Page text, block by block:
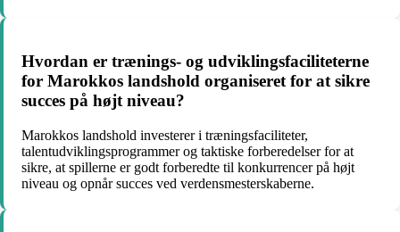
Hvordan er trænings- og udviklingsfaciliteterne
for Marokkos landshold organiseret for at sikre
succes på højt niveau?
Marokkos landshold investerer i træningsfaciliteter,
talentudviklingsprogrammer og taktiske forberedelser for at
sikre, at spillerne er godt forberedte til konkurrencer på højt
niveau og opnår succes ved verdensmesterskaberne.